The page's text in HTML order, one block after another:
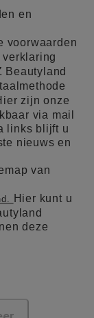
en
voorwaarden
verklaring
Beautyland
zijn onze
via mail
links blijft u
nieuws en
van
Hier kunt u
deze